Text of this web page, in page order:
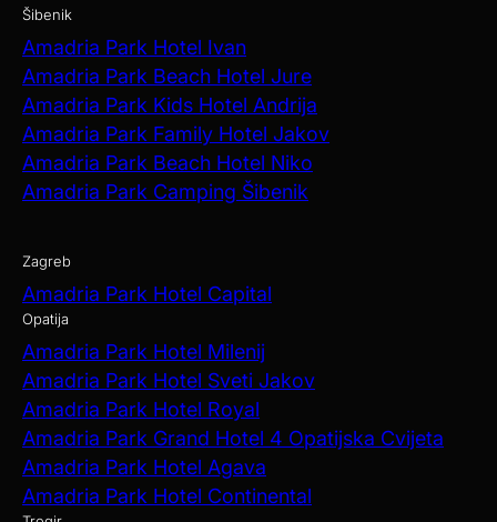
Šibenik
Amadria Park Hotel Ivan
Amadria Park Beach Hotel Jure
Amadria Park Kids Hotel Andrija
Amadria Park Family Hotel Jakov
Amadria Park Beach Hotel Niko
Amadria Park Camping Šibenik
Zagreb
Amadria Park Hotel Capital
Opatija
Amadria Park Hotel Milenij
Amadria Park Hotel Sveti Jakov
Amadria Park Hotel Royal
Amadria Park Grand Hotel 4 Opatijska Cvijeta
Amadria Park Hotel Agava
Amadria Park Hotel Continental